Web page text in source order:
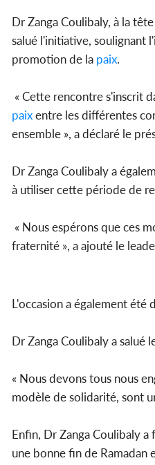
Dr Zanga Coulibaly, à la
salué l'initiative, soulignant
promotion de la paix.
« Cette rencontre s'inscrit
paixentre les différentes
ensemble », a déclaré le
Dr Zanga Coulibaly a
à utiliser cette période de
« Nous espérons que ces
fraternité », a ajouté le
L'occasion a également
Dr Zanga Coulibaly a salué
« Nous devons tous nous
modèle de solidarité, sont
Enfin, Dr Zanga Coulibaly
une bonne fin de Ramadan